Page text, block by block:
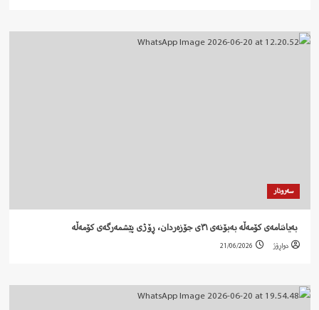
سەروتار
‍ بەیاننامەی کۆمەڵە بەبۆنەی ٣١ی جۆزەردان، ڕۆژی پێشمەرگەی کۆمەڵە
دواڕۆژ 21/06/2026